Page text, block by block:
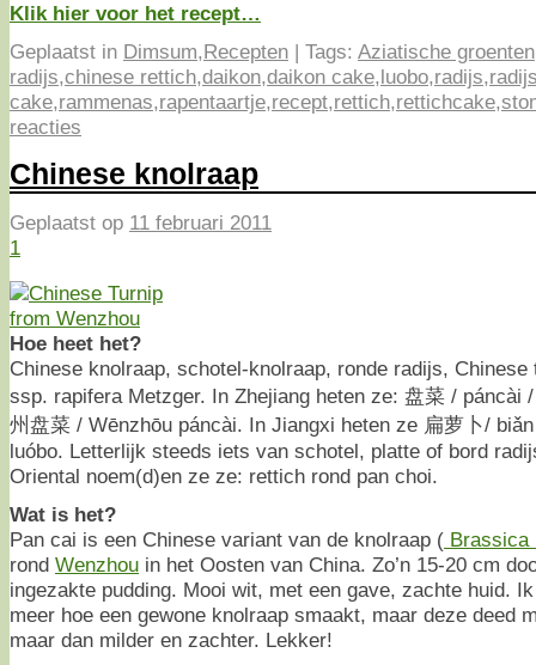
Klik hier voor het recept…
Geplaatst in Dimsum,Recepten | Tags: Aziatische groenten
radijs,chinese rettich,daikon,daikon cake,luobo,radijs,
cake,rammenas,rapentaartje,recept,rettich,rettichcake,
reacties
Chinese knolraap
Geplaatst op 11 februari 2011
1
Hoe heet het?
Chinese knolraap, schotel-knolraap, ronde radijs,
ssp. rapifera Metzger. In Zhejiang heten ze: 盘菜 / páncài
州盘菜 / Wēnzhōu páncài. In Jiangxi heten ze 扁萝卜/
luóbo. Letterlijk steeds iets van schotel, platte of bord
Oriental noem(d)en ze ze: rettich rond pan choi.
Wat is het?
Pan cai is een Chinese variant van de knolraap (
rond Wenzhou in het Oosten van China. Zo’n 15-20 cm
ingezakte pudding. Mooi wit, met een gave, zachte huid.
meer hoe een gewone knolraap smaakt, maar deze deed
maar dan milder en zachter. Lekker!